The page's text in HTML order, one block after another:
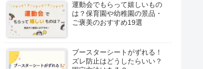
運動会でもらって嬉しいもの
は？保育園や幼稚園の景品・
ご褒美のおすすめ19選
ブースターシートがずれる！
ズレ防止はどうしたらいい？